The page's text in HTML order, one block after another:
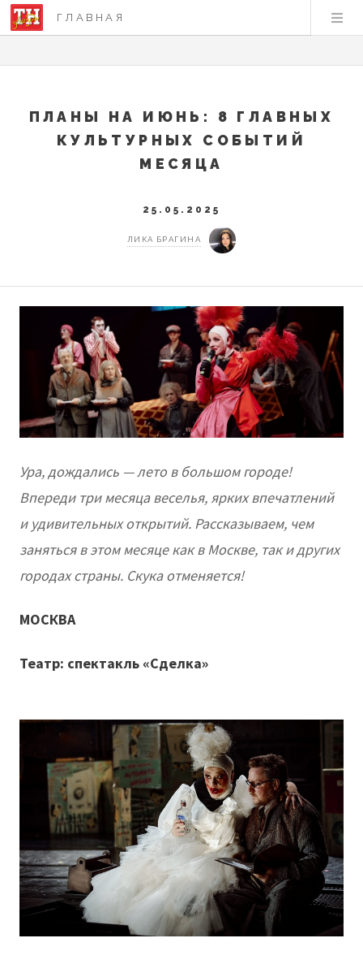
ГЛАВНАЯ
ПЛАНЫ НА ИЮНЬ: 8 ГЛАВНЫХ
КУЛЬТУРНЫХ СОБЫТИЙ
МЕСЯЦА
25.05.2025
ЛИКА БРАГИНА
Ура, дождались — лето в большом городе!
Впереди три месяца веселья, ярких впечатлений
и удивительных открытий. Рассказываем, чем
заняться в этом месяце как в Москве, так и других
городах страны. Скука отменяется!
МОСКВА
Театр: спектакль «Сделка»